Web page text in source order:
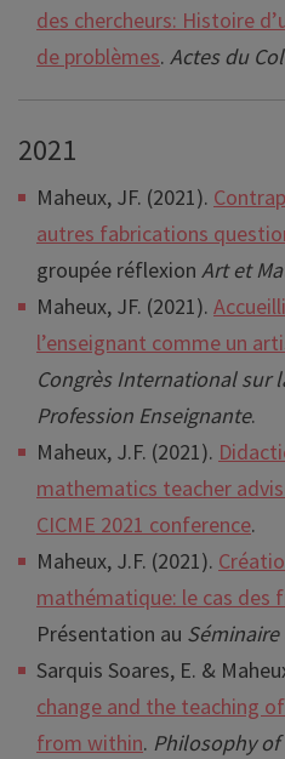
des chercheurs: Histoire
de problèmes. Actes du
2021
Maheux, JF. (2021).
autres fabrications
groupée réflexion Art et
Maheux, JF. (2021).
l’enseignant comme un
Congrès International sur
Profession Enseignante.
Maheux, J.F. (2021).
mathematics teacher
CICME 2021 conference.
Maheux, J.F. (2021).
mathématique: le cas des
Présentation au Séminaire
Sarquis Soares, E. &
change and the teaching
from within. Philosophy